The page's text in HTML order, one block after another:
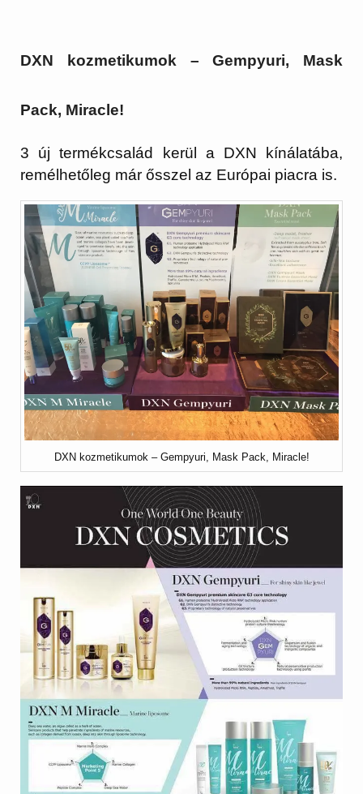
DXN kozmetikumok – Gempyuri, Mask
Pack, Miracle!
3 új termékcsalád kerül a DXN kínálatába,
remélhetőleg már ősszel az Európai piacra is.
DXN kozmetikumok – Gempyuri, Mask Pack, Miracle!